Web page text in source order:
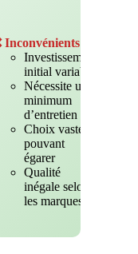
Inconvénients
Investissement
initial variable
Nécessite un
minimum
d’entretien
Choix vaste
pouvant
égarer
Qualité
inégale selon
les marques